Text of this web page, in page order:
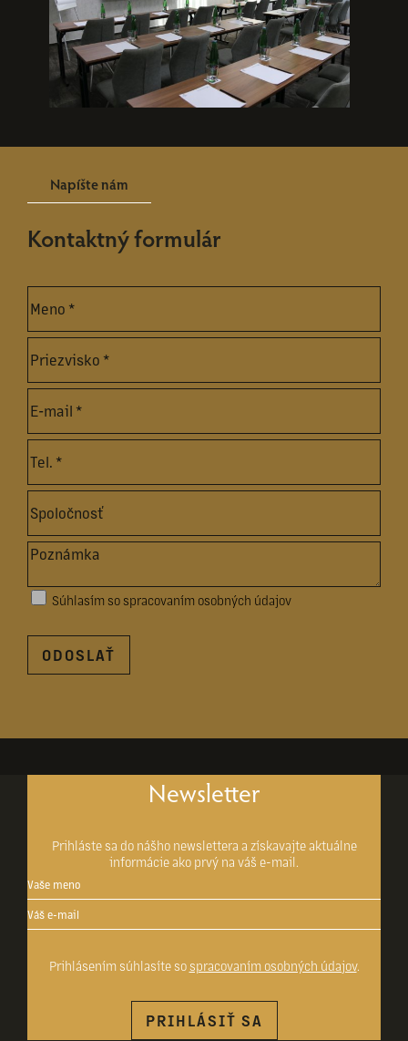
Napíšte nám
Kontaktný formulár
Súhlasím so spracovaním osobných údajov
ODOSLAŤ
Newsletter
Prihláste sa do nášho newslettera a získavajte aktuálne
informácie ako prvý na váš e-mail.
Prihlásením súhlasíte so spracovaním osobných údajov.
PRIHLÁSIŤ SA